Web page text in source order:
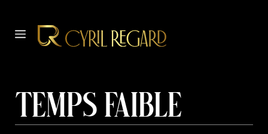
contenuMENU
Temps faible